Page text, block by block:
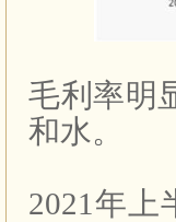
毛利率明
和水。
2021 年上